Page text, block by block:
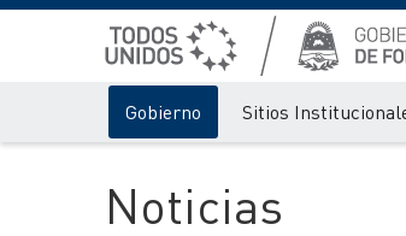
Gobierno Sitios
Noticias